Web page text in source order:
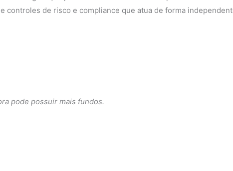
controles de risco e compliance que atua de forma
pode possuir mais fundos.